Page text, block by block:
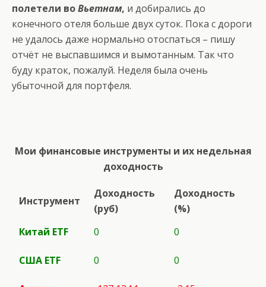
полетели воВьетнам, и добирались до
конечного отеля больше двух суток. Пока с дороги
не удалось даже нормально отоспаться – пишу
отчёт не выспавшимся и вымотанным. Так что
буду краток, пожалуй. Неделя была очень
убыточной для портфеля.
Мои финансовые инструменты и их недельная
доходность
Инструмент
Доходность
(руб)
Доходность
(%)
Китай ETF
0 0
США ETF 0 0